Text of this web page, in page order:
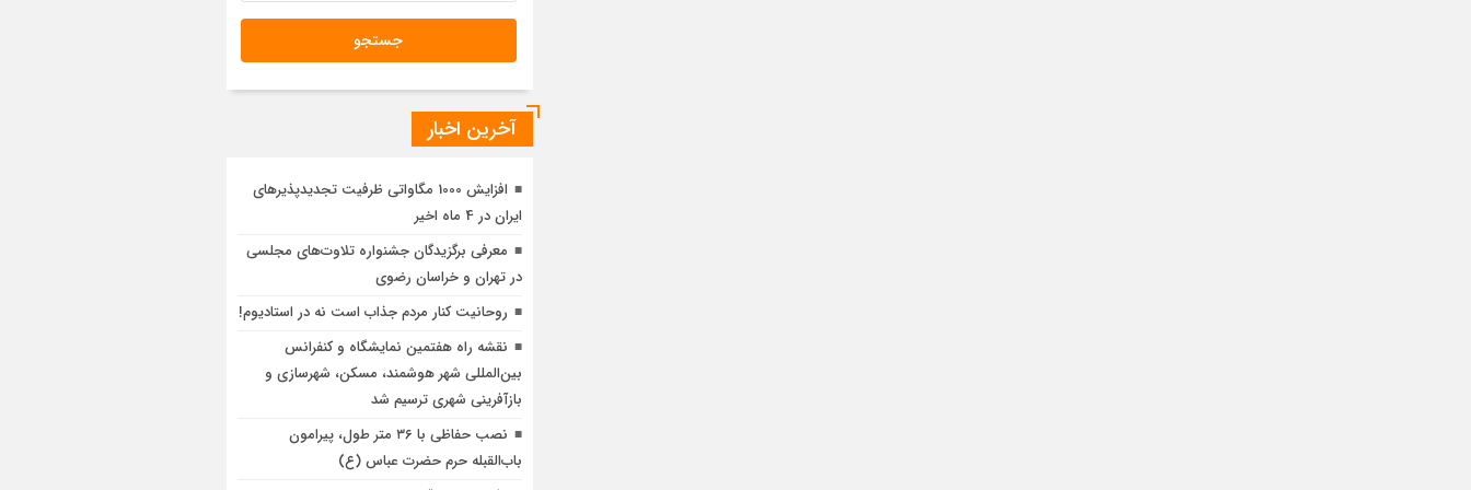
آخرین اخبار
افزایش 1000 مگاواتی ظرفیت تجدیدپذیرهای
ایران در 4 ماه اخیر
معرفی برگزیدگان جشنواره تلاوت‌های مجلسی
در تهران و خراسان رضوی
روحانیت کنار مردم جذاب است نه در استادیوم!
نقشه راه هفتمین نمایشگاه و کنفرانس
بین‌المللی شهر هوشمند، مسکن، شهرسازی و
بازآفرینی شهری ترسیم شد
نصب حفاظی با ۳۶ متر طول، پیرامون
باب‌القبله حرم حضرت عباس (ع)